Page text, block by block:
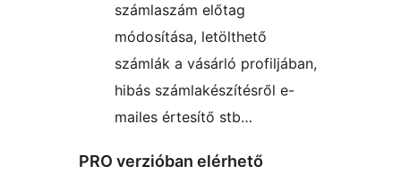
számlaszám előtag
módosítása, letölthető
számlák a vásárló profiljában,
hibás számlakészítésről e-
mailes értesítő stb…
PRO verzióban elérhető